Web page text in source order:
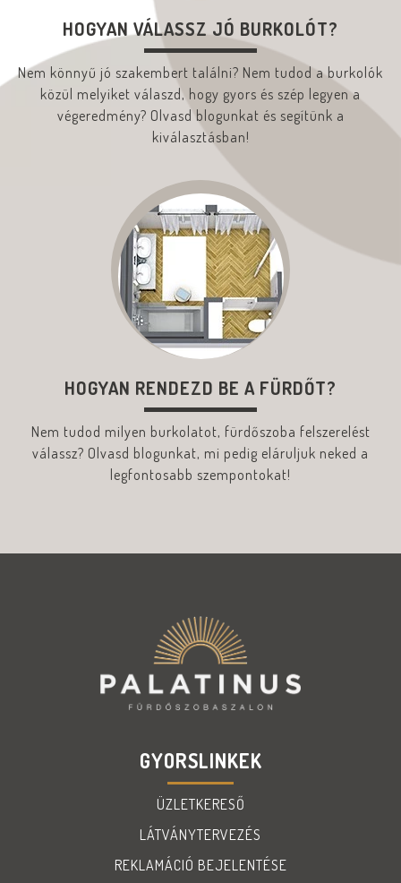
HOGYAN VÁLASSZ JÓ BURKOLÓT?
Nem könnyű jó szakembert találni? Nem tudod a burkolók
közül melyiket válaszd, hogy gyors és szép legyen a
végeredmény? Olvasd blogunkat és segítünk a
kiválasztásban!
HOGYAN RENDEZD BE A FÜRDŐT?
Nem tudod milyen burkolatot, fürdőszoba felszerelést
válassz? Olvasd blogunkat, mi pedig eláruljuk neked a
legfontosabb szempontokat!
GYORSLINKEK
ÜZLETKERESŐ
LÁTVÁNYTERVEZÉS
REKLAMÁCIÓ BEJELENTÉSE